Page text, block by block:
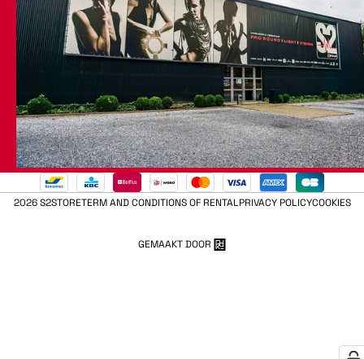
2026 S2STORETERM AND CONDITIONS OF RENTALPRIVACY POLICYCOOKIES
GEMAAKT DOOR